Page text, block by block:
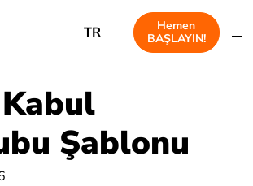
TR
Hemen
BAŞLAYIN!
Şablonu